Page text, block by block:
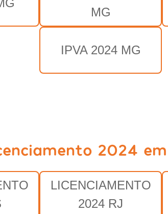
MG
IPVA 2024 MG
2024
LICENCIAMENTO
2024 RJ